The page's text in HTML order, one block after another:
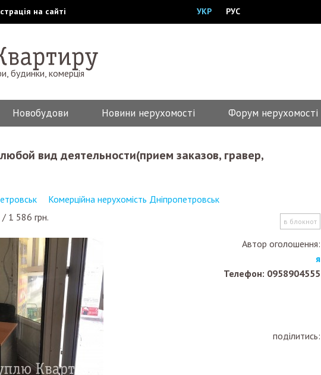
на сайті УКР РУС
будинки, комерція
Новобудови Новини нерухомості Форум нерухомості
Комерційна нерухомість Дніпропетровськ
/ 1 586 грн. в блокнот
Автор оголошення:
я
Телефон: 0958904555
поділитись: